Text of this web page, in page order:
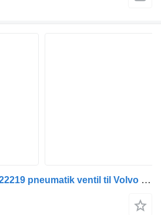
ZF Lenksysteme 22822219 pneumatik ventil til Volvo lastbil